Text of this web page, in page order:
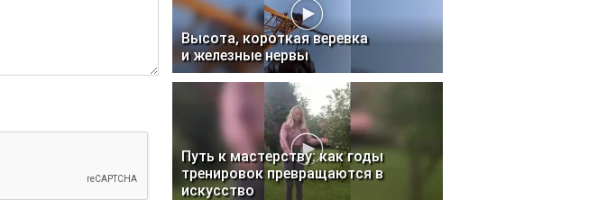
Высота, короткая веревка
и железные нервы
Путь к мастерству: как годы
тренировок превращаются в
искусство